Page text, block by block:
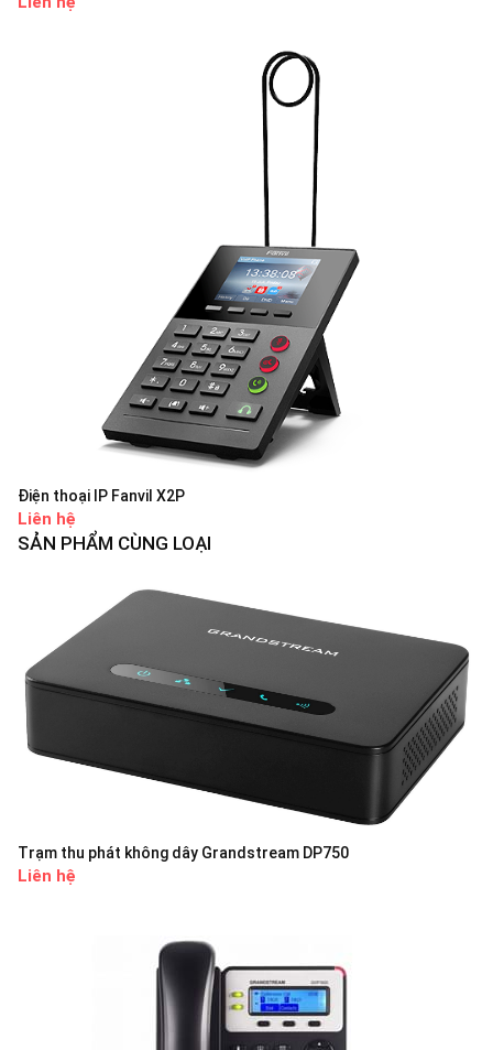
Điện thoại IP Fanvil X2P
Liên hệ
SẢN PHẨM CÙNG LOẠI
Trạm thu phát không dây Grandstream DP750
Liên hệ